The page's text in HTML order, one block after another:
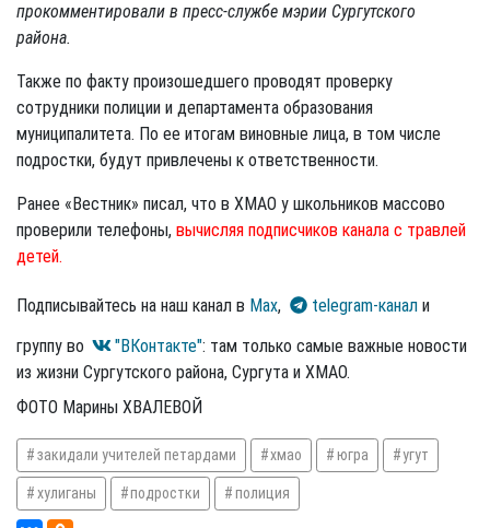
прокомментировали в пресс-службе мэрии Сургутского
района.
Также по факту произошедшего проводят проверку
сотрудники полиции и департамента образования
муниципалитета. По ее итогам виновные лица, в том числе
подростки, будут привлечены к ответственности.
Ранее «Вестник» писал, что в ХМАО у школьников массово
проверили телефоны, вычисляя подписчиков канала с травлей
детей.
Подписывайтесь на наш канал в Max, telegram-канал и
группу во
"ВКонтакте": там только самые важные новости
из жизни Сургутского района, Сургута и ХМАО.
ФОТО Марины ХВАЛЕВОЙ
закидали учителей петардами хмао югра угут
хулиганы подростки полиция